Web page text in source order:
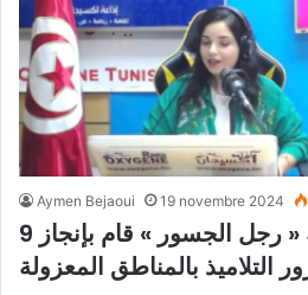
Aymen Bejaoui 19 novembre 2024
ضيفنا كريم عرفه « رجل الجسور » قام بإنجاز 9
بالمناطق المعزولة